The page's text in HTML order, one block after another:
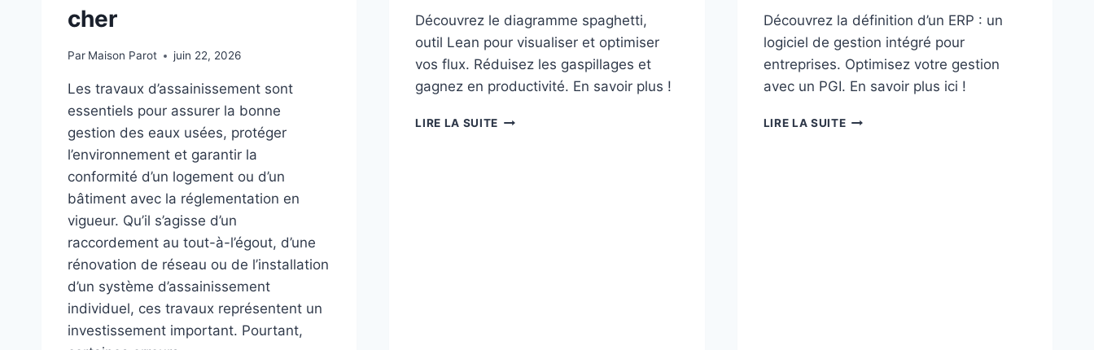
cher
Par Maison Parot juin 22, 2026
Les travaux d’assainissement sont
essentiels pour assurer la bonne
gestion des eaux usées, protéger
l’environnement et garantir la
conformité d’un logement ou d’un
bâtiment avec la réglementation en
vigueur. Qu’il s’agisse d’un
raccordement au tout-à-l’égout, d’une
rénovation de réseau ou de l’installation
d’un système d’assainissement
individuel, ces travaux représentent un
investissement important. Pourtant,
Découvrez le diagramme spaghetti,
outil Lean pour visualiser et optimiser
vos flux. Réduisez les gaspillages et
gagnez en productivité. En savoir plus !
LIRE LA SUITE SPAGHETTI
Découvrez la définition d’un ERP : un
logiciel de gestion intégré pour
entreprises. Optimisez votre gestion
avec un PGI. En savoir plus ici !
LIRE LA SUITEERP